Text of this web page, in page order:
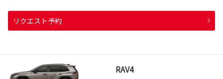
リクエスト予約
RAV4